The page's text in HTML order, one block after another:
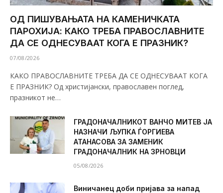
ОД ПИШУВАЊАТА НА КАМЕНИЧКАТА
ПАРОХИЈА: КАКО ТРЕБА ПРАВОСЛАВНИТЕ
ДА СЕ ОДНЕСУВААТ КОГА Е ПРАЗНИК?
07/08/2026
КАКО ПРАВОСЛАВНИТЕ ТРЕБА ДА СЕ ОДНЕСУВААТ КОГА
Е ПРАЗНИК? Од христијански, православен поглед,
празникот не…
ГРАДОНАЧАЛНИКОТ ВАНЧО МИТЕВ ЈА
НАЗНАЧИ ЉУПКА ЃОРГИЕВА
АТАНАСОВА ЗА ЗАМЕНИК
ГРАДОНАЧАЛНИК НА ЗРНОВЦИ
05/08/2026
Виничанец доби пријава за напад